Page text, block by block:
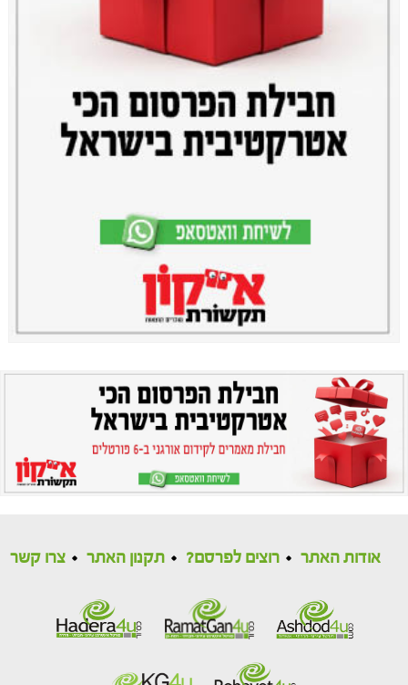
אודות האתר רוצים לפרסם? תקנון האתר צרו קשר